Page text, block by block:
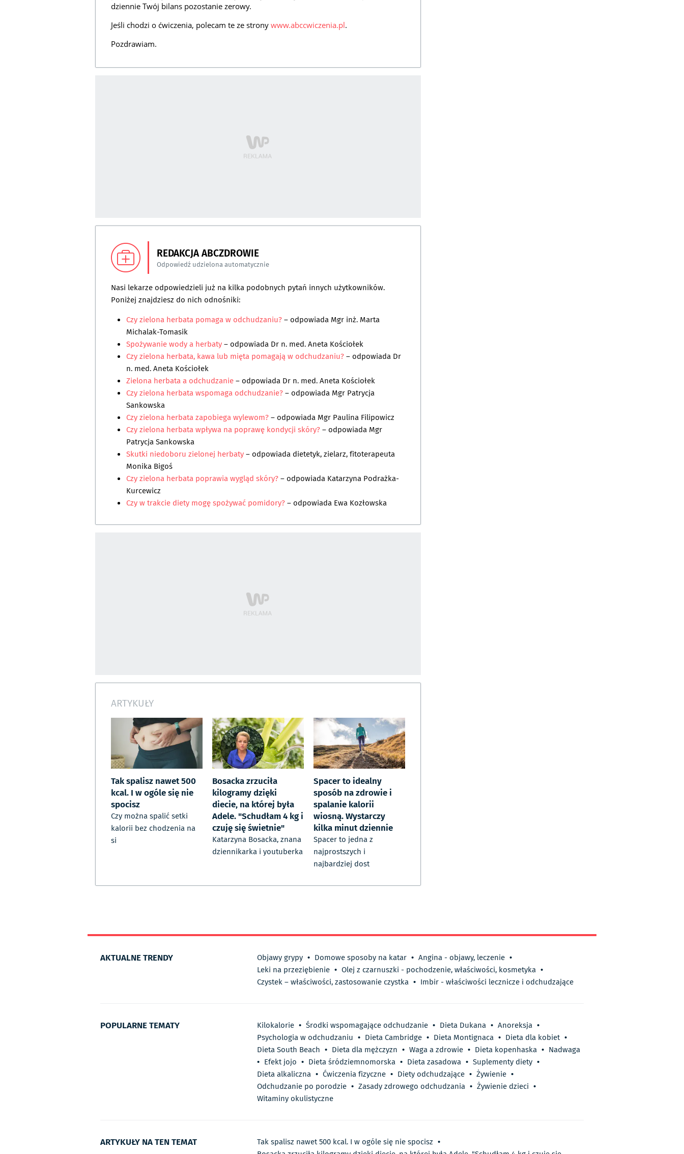
dziennie Twój bilans pozostanie zerowy.
Jeśli chodzi o ćwiczenia, polecam te ze strony www.abccwiczenia.pl.
Pozdrawiam.
REDAKCJA ABCZDROWIE
Odpowiedź udzielona automatycznie
Nasi lekarze odpowiedzieli już na kilka podobnych pytań innych użytkowników.
Poniżej znajdziesz do nich odnośniki:
Czy zielona herbata pomaga w odchudzaniu?– odpowiada Mgr inż. Marta
Michalak-Tomasik
Spożywanie wody a herbaty– odpowiada Dr n. med. Aneta Kościołek
Czy zielona herbata, kawa lub mięta pomagają w odchudzaniu?– odpowiada Dr
n. med. Aneta Kościołek
Zielona herbata a odchudzanie– odpowiada Dr n. med. Aneta Kościołek
Czy zielona herbata wspomaga odchudzanie?– odpowiada Mgr Patrycja
Sankowska
Czy zielona herbata zapobiega wylewom?– odpowiada Mgr Paulina Filipowicz
Czy zielona herbata wpływa na poprawę kondycji skóry?– odpowiada Mgr
Patrycja Sankowska
Skutki niedoboru zielonej herbaty– odpowiada dietetyk, zielarz, fitoterapeuta
Monika Bigoś
Czy zielona herbata poprawia wygląd skóry?– odpowiada Katarzyna Podrażka-
Kurcewicz
Czy w trakcie diety mogę spożywać pomidory?– odpowiada Ewa Kozłowska
ARTYKUŁY
Tak spalisz nawet 500
kcal. I w ogóle się nie
spocisz
Czy można spalić setki
kalorii bez chodzenia na
si
Bosacka zrzuciła
kilogramy dzięki
diecie, na której była
Adele. "Schudłam 4 kg i
czuję się świetnie"
Katarzyna Bosacka, znana
dziennikarka i youtuberka
Spacer to idealny
sposób na zdrowie i
spalanie kalorii
wiosną. Wystarczy
kilka minut dziennie
Spacer to jedna z
najprostszych i
najbardziej dost
AKTUALNE TRENDY Objawy grypy • Domowe sposoby na katar • Angina - objawy, leczenie •
Leki na przeziębienie • Olej z czarnuszki - pochodzenie, właściwości, kosmetyka •
Czystek – właściwości, zastosowanie czystka • Imbir - właściwości lecznicze i odchudzające
POPULARNE TEMATY Kilokalorie • Środki wspomagające odchudzanie • Dieta Dukana • Anoreksja •
Psychologia w odchudzaniu • Dieta Cambridge • Dieta Montignaca • Dieta dla kobiet •
Dieta South Beach • Dieta dla mężczyzn • Waga a zdrowie • Dieta kopenhaska • Nadwaga
• Efekt jojo • Dieta śródziemnomorska • Dieta zasadowa • Suplementy diety •
Dieta alkaliczna • Ćwiczenia fizyczne • Diety odchudzające • Żywienie •
Odchudzanie po porodzie • Zasady zdrowego odchudzania • Żywienie dzieci •
Witaminy okulistyczne
ARTYKUŁY NA TEN TEMAT Tak spalisz nawet 500 kcal. I w ogóle się nie spocisz •